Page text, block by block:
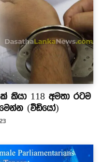
කියා 118 අමතා රටම
(වීඩියෝ)